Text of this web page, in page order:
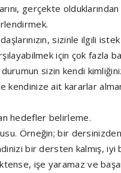
gerçekte
sizinle ilgili
için çok fazla
sizin kendi
kendinize ait kararlar
hedefler belirleme.
Örneğin; bir dersinizden
bir dersten kalmış, iyi
işe yaramaz ve